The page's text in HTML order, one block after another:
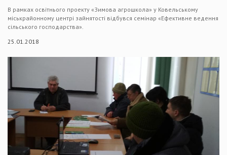
В рамках освітнього проекту «Зимова агрошкола» у Ковельському
міськрайонному центрі зайнятості відбувся семінар «Ефективне ведення
сільського господарства».
25.01.2018